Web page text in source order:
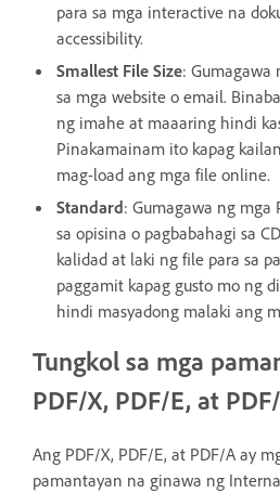
para sa mga interactive na
accessibility.
Smallest File Size: Gumagawa
sa mga website o email.
ng imahe at maaaring hindi
Pinakamainam ito kapag
mag-load ang mga file online.
Standard: Gumagawa ng mga
sa opisina o pagbabahagi sa
kalidad at laki ng file para sa
paggamit kapag gusto mo ng
hindi masyadong malaki ang
Tungkol sa mga
PDF/X, PDF/E, at
Ang PDF/X, PDF/E, at PDF/A ay
pamantayan na ginawa ng